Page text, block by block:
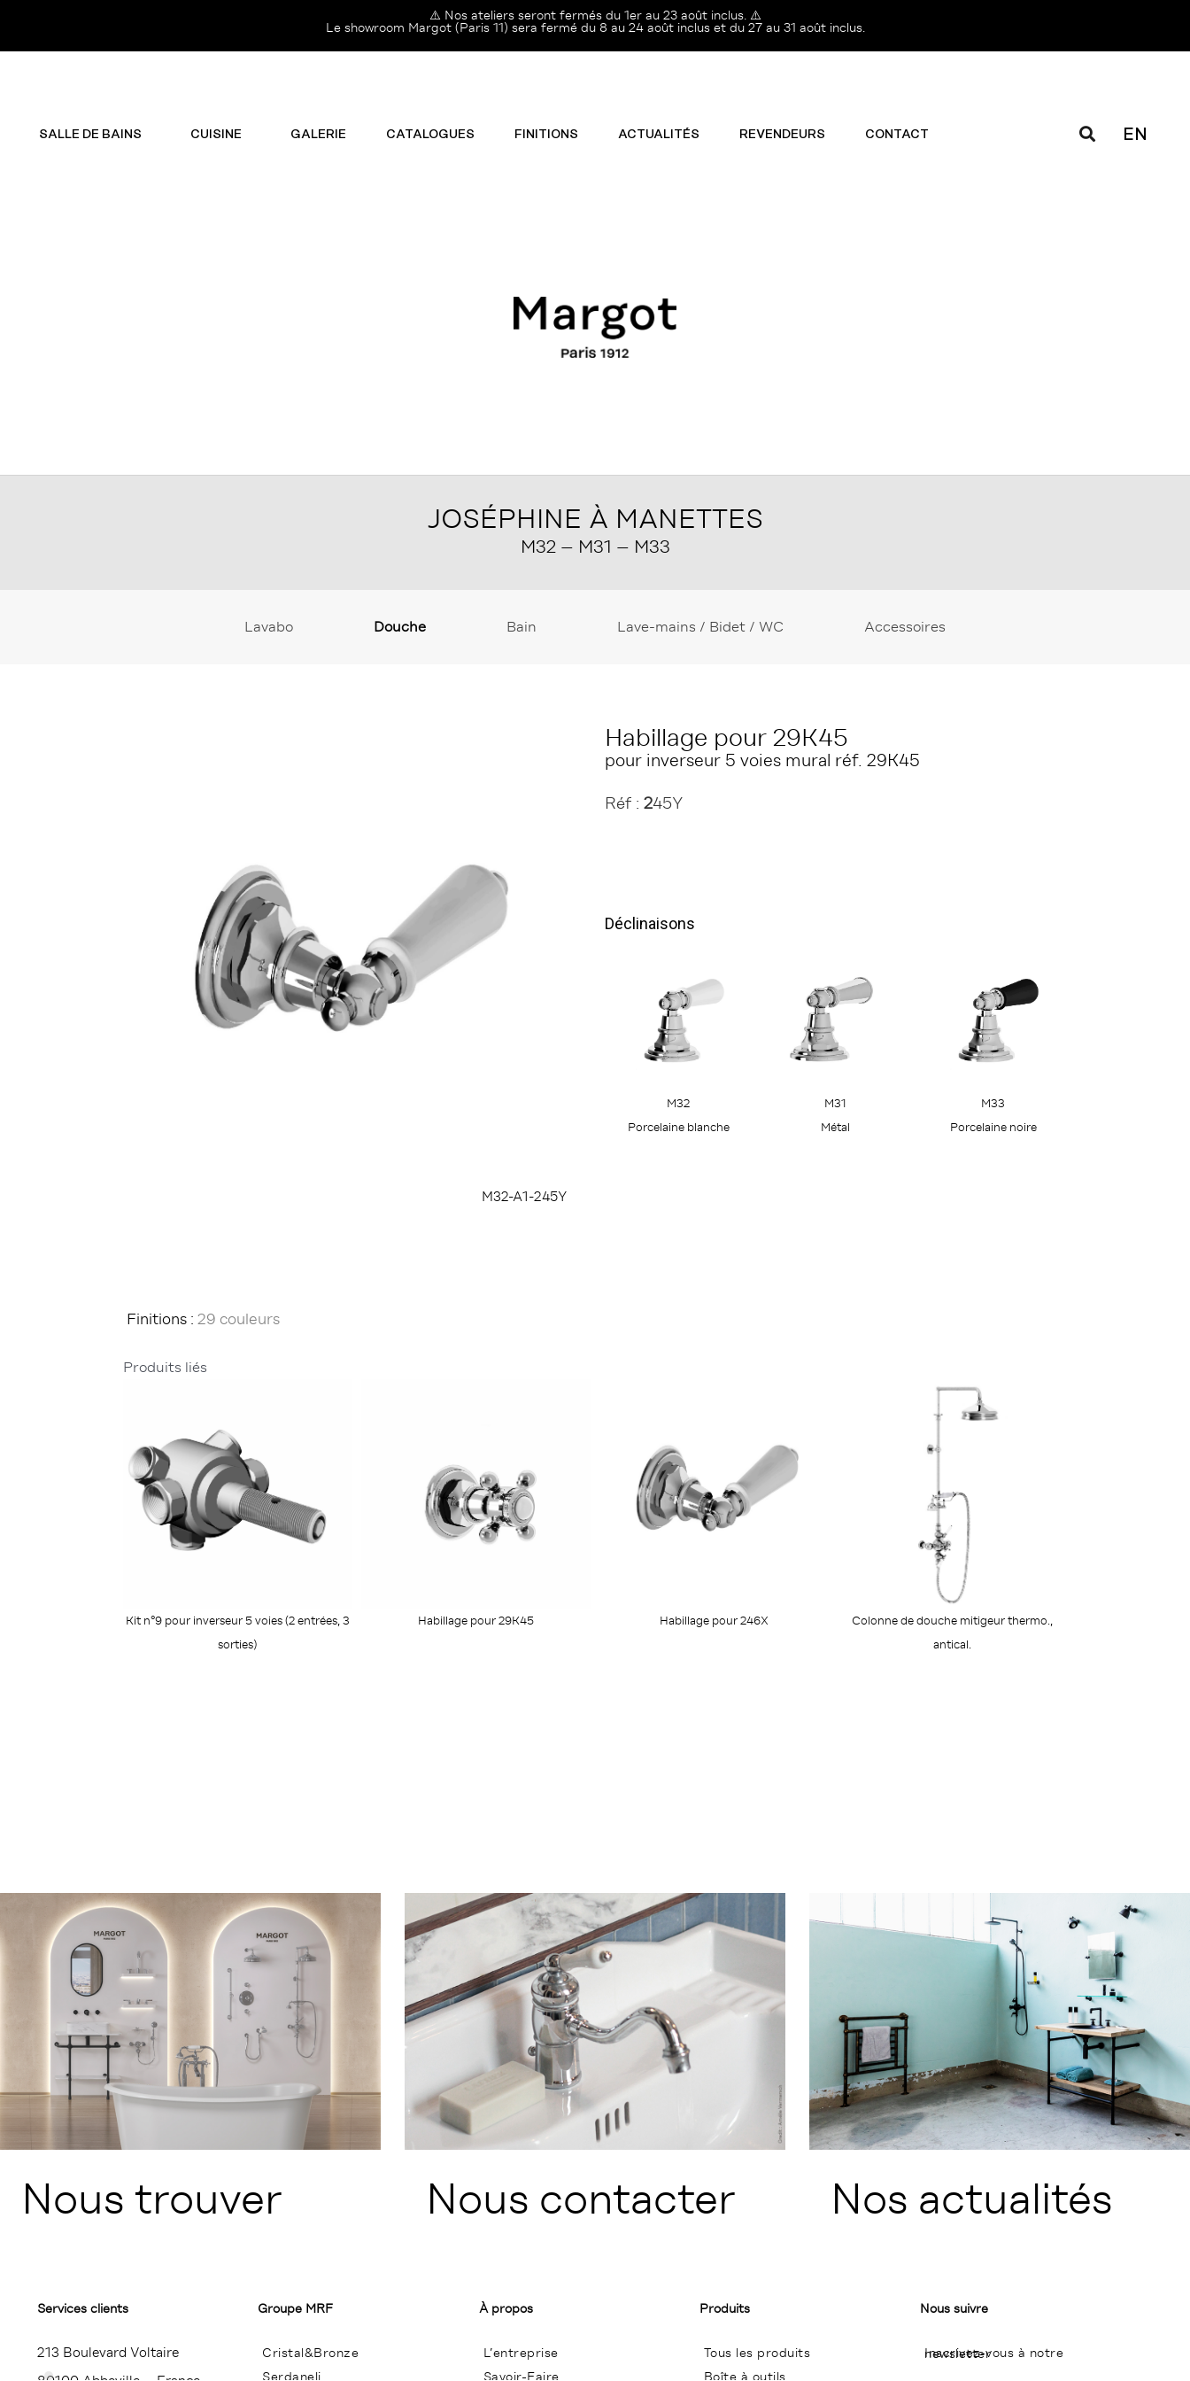
⚠️ Nos ateliers seront fermés du 1er au 23 août inclus. ⚠️
Le showroom Margot (Paris 11) sera fermé du 8 au 24 août inclus et du 27 au 31 août inclus.
SALLE DE BAINS CUISINE GALERIE CATALOGUES FINITIONS ACTUALITÉS REVENDEURS CONTACT EN
JOSÉPHINE À MANETTES
M32 – M31 – M33
Lavabo Douche Bain Lave-mains / Bidet / WC Accessoires
M32-A1-245Y
Habillage pour 29K45
pour inverseur 5 voies mural réf. 29K45
Réf : 245Y
Déclinaisons
M32
Porcelaine blanche
M31
Métal
M33
Porcelaine noire
Finitions : 29 couleurs
Produits liés
Kit n°9 pour inverseur 5 voies (2 entrées, 3
sorties)
Habillage pour 29K45 Habillage pour 246X
Colonne de douche mitigeur thermo.,
antical.
Nous trouver Nous contacter Nos actualités
Services clients
213 Boulevard Voltaire
Groupe MRF
Cristal&Bronze
Serdaneli
À propos
L’entreprise
Savoir-Faire
Produits
Tous les produits
Boîte à outils
Nous suivre
Inscrivez-vous à notre newsletter